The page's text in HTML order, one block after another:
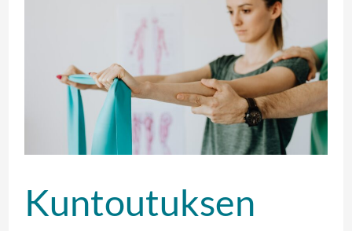
Kuntoutuksen
käyttöönottoprojekti
Pohjanmaan
sairaanhoitopiirissä